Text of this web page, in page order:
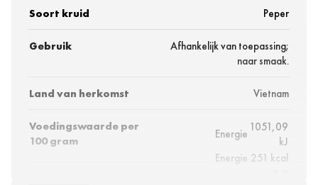
Soort kruid Peper
Gebruik
Afhankelijk van toepassing;
naar smaak.
Land van herkomst Vietnam
Voedingswaarde per
100 gram
Energie
1051,09
kJ
Energie 251 kcal